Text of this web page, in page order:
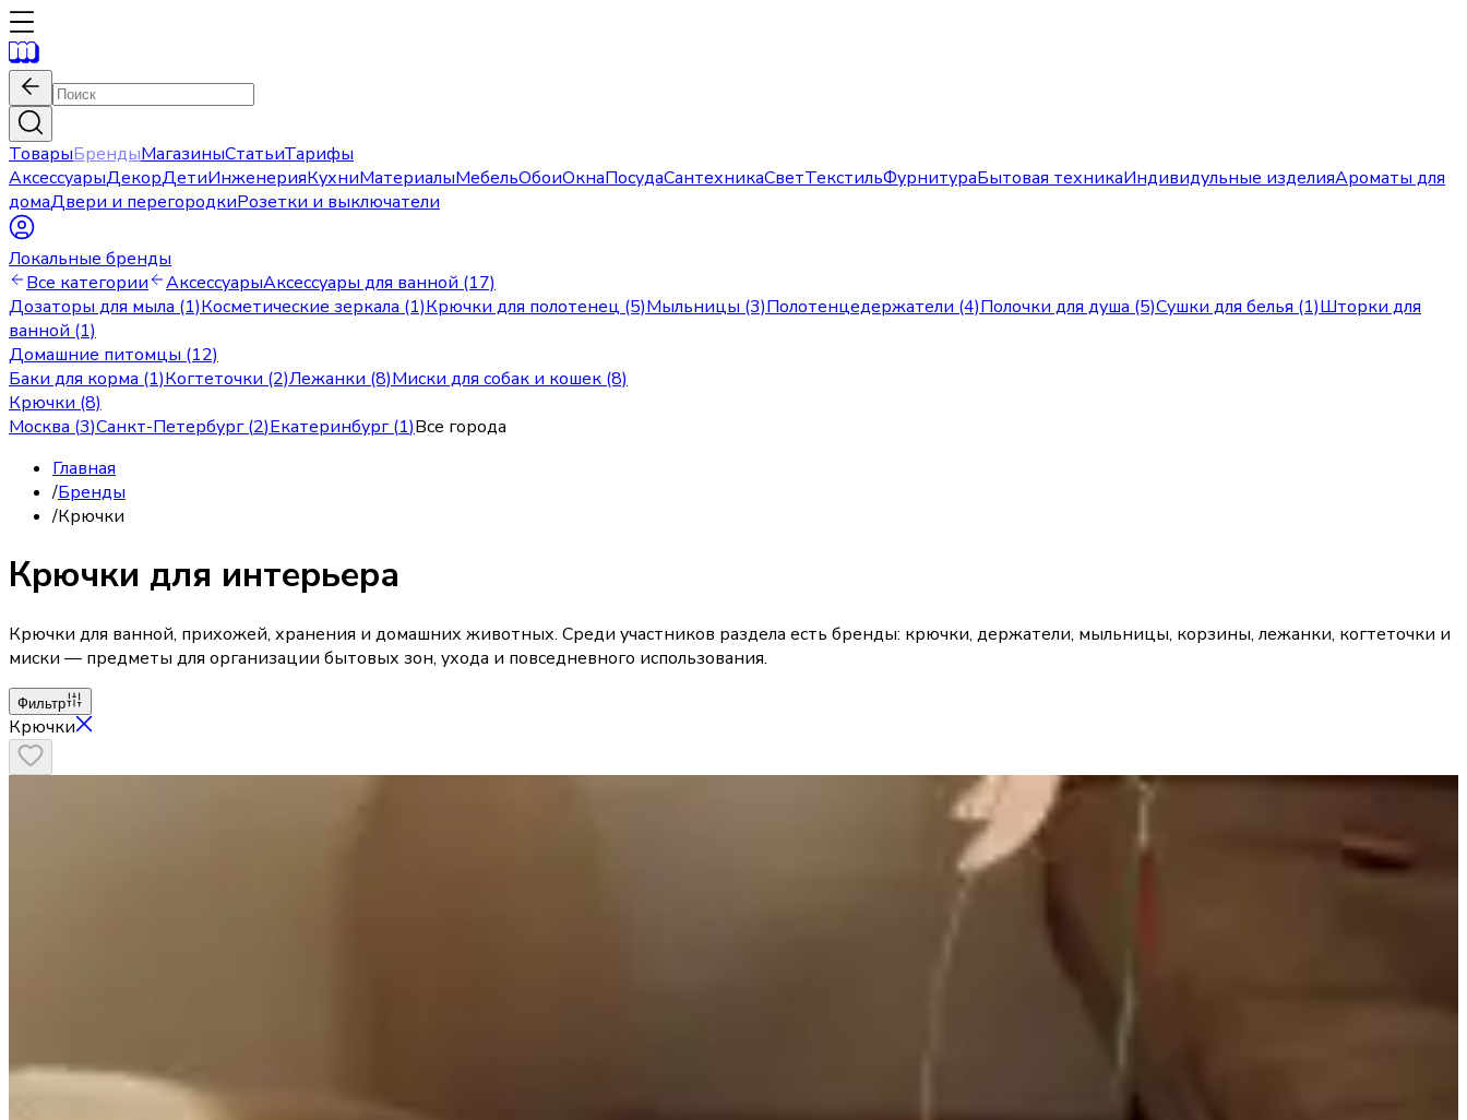
ТоварыБрендыМагазиныСтатьиТарифы
АксессуарыДекорДетиИнженерияКухниМатериалыМебельОбоиОкнаПосудаСантехникаСветТекстильФурнитураБытовая техникаИндивидульные изделияАроматы для
домаДвери и перегородкиРозетки и выключатели
Локальные бренды
Все категории
АксессуарыАксессуары для ванной (17)
Дозаторы для мыла (1)Косметические зеркала (1)Крючки для полотенец (5)Мыльницы (3)Полотенцедержатели (4)Полочки для душа (5)Сушки для белья (1)Шторки для
ванной (1)
Домашние питомцы (12)
Баки для корма (1)Когтеточки (2)Лежанки (8)Миски для собак и кошек (8)
Крючки (8)
Москва (3)Санкт-Петербург(2)Екатеринбург(1)Все города
Главная
/Бренды
/Крючки
Крючки для интерьера
Крючки для ванной, прихожей, хранения и домашних животных. Среди участников раздела есть бренды: крючки, держатели, мыльницы, корзины, лежанки, когтеточки и
миски — предметы для организации бытовых зон, ухода и повседневного использования.
Фильтр
Крючки